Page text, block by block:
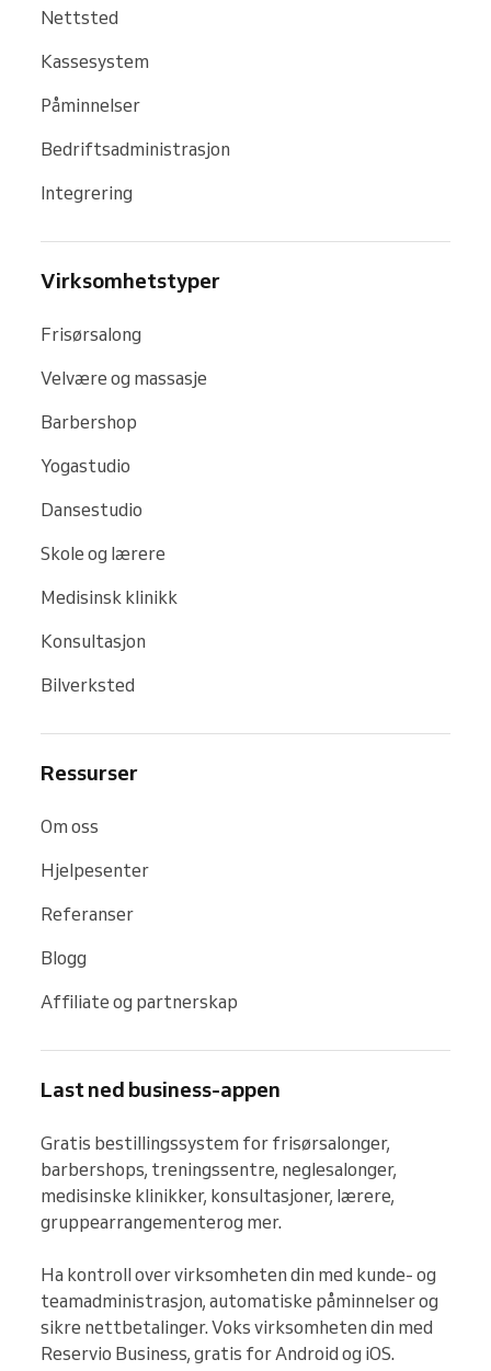
Nettsted
Kassesystem
Påminnelser
Bedriftsadministrasjon
Integrering
Virksomhetstyper
Frisørsalong
Velvære og massasje
Barbershop
Yogastudio
Dansestudio
Skole og lærere
Medisinsk klinikk
Konsultasjon
Bilverksted
Ressurser
Om oss
Hjelpesenter
Referanser
Blogg
Affiliate og partnerskap
Last ned business-appen
Gratis bestillingssystem for frisørsalonger,
barbershops, treningssentre, neglesalonger,
medisinske klinikker, konsultasjoner, lærere,
gruppearrangementerog mer.
Ha kontroll over virksomheten din med kunde- og
teamadministrasjon, automatiske påminnelser og
sikre nettbetalinger. Voks virksomheten din med
Reservio Business, gratis for Android og iOS.